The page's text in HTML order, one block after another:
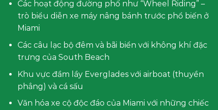
Các hoạt động đường phố như “Wheel Riding” –
trò biểu diễn xe máy nâng bánh trước phổ biến ở
Miami
Các câu lạc bộ đêm và bãi biển với không khí đặc
trưng của South Beach
Khu vực đầm lầy Everglades với airboat (thuyền
phẳng) và cá sấu
Văn hóa xe cộ độc đáo của Miami với những chiếc